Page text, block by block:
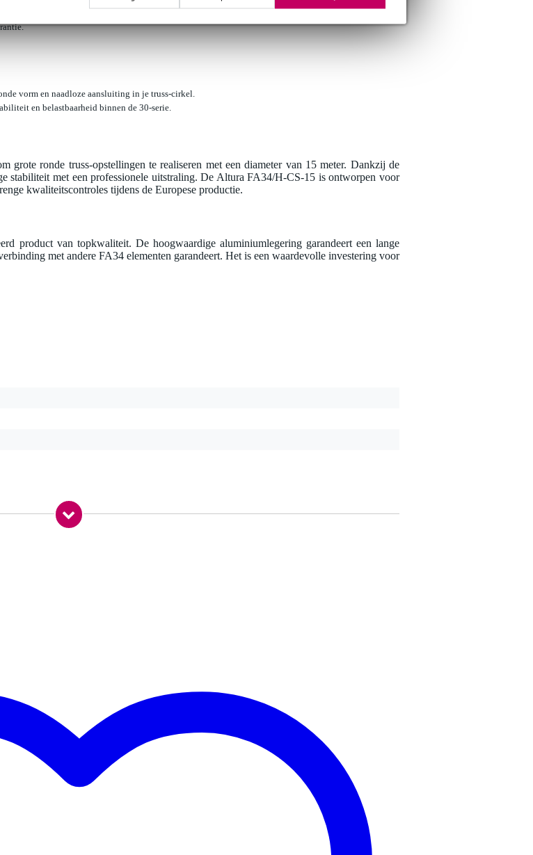
vorm en naadloze aansluiting in je truss-cirkel.
en belastbaarheid binnen de 30-serie.
ronde truss-opstellingen te realiseren met een diameter van 15 meter. Dankzij de
stabiliteit met een professionele uitstraling. De Altura FA34/H-CS-15 is ontworpen voor
kwaliteitscontroles tijdens de Europese productie.
product van topkwaliteit. De hoogwaardige aluminiumlegering garandeert een lange
met andere FA34 elementen garandeert. Het is een waardevolle investering voor